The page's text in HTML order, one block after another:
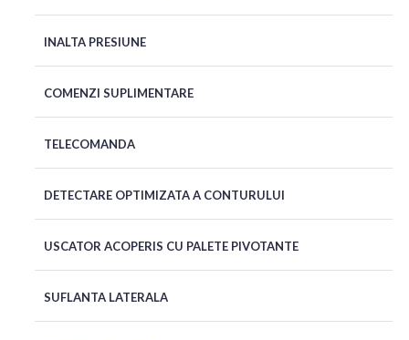
INALTA PRESIUNE
COMENZI SUPLIMENTARE
TELECOMANDA
DETECTARE OPTIMIZATA A CONTURULUI
USCATOR ACOPERIS CU PALETE PIVOTANTE
SUFLANTA LATERALA